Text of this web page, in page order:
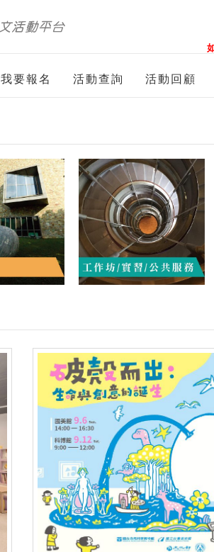
我要報名 活動查詢 活動回顧